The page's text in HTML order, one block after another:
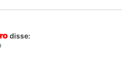
disse: